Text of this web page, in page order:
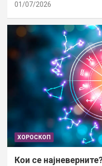
01/07/2026
ХОРОСКОП
Кои се